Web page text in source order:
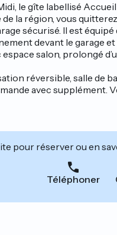
le gîte labellisé
la région, vous
sécurisé. Il est
devant le garage
salon, prolongé
réversible, salle de
avec
pour réserver ou en
Téléphoner